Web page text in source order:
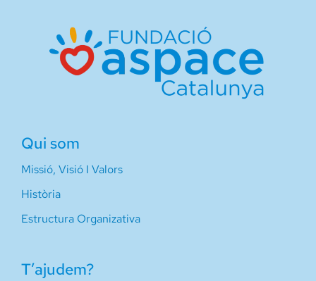
Qui som
Missió, Visió I Valors
Història
Estructura Organizativa
T’ajudem?